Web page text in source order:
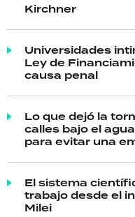
Kirchner
Universidades
Ley de
causa penal
Lo que dejó la
calles bajo el
para evitar una
El sistema
trabajo desde el
Milei